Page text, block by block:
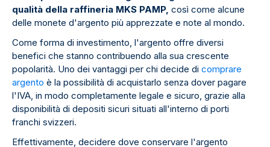
qualità della raffineria MKS PAMP, così come alcune
delle monete d'argento più apprezzate e note al mondo.
Come forma di investimento, l'argento offre diversi
benefici che stanno contribuendo alla sua crescente
popolarità. Uno dei vantaggi per chi decide di comprare
argento è la possibilità di acquistarlo senza dover pagare
l'IVA, in modo completamente legale e sicuro, grazie alla
disponibilità di depositi sicuri situati all'interno di porti
franchi svizzeri.
Effettivamente, decidere dove conservare l'argento